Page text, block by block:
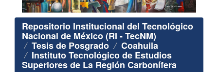
Repositorio Institucional del Tecnológico
Nacional de México (RI - TecNM)
Tesis de Posgrado Coahuila
Instituto Tecnológico de Estudios
Superiores de La Región Carbonífera